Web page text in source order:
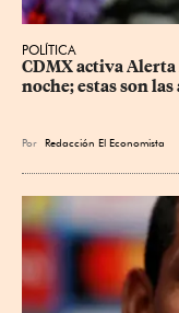
POLÍTICA
CDMX activa
noche; estas son
Por Redacción El Economista